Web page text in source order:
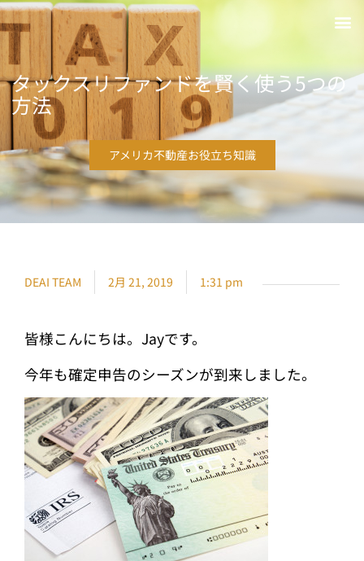
タックスリファンドを賢く使う5つの
方法
アメリカ不動産お役立ち知識
DEAI TEAM 2月 21, 2019 1:31 pm
皆様こんにちは。Jayです。
今年も確定申告のシーズンが到来しました。